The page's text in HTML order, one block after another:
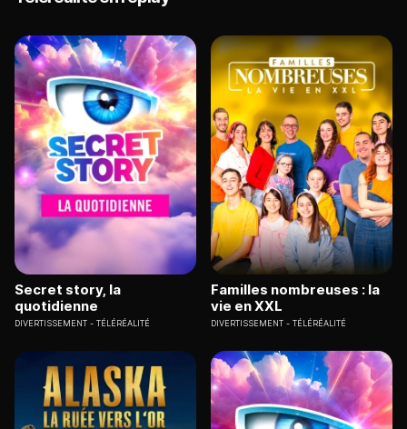
reçoit pourra, la semaine suivante, sauver l'une
sauver elle-même si elle est en danger.
Secret story, la
quotidienne
DIVERTISSEMENT TÉLÉRÉALITÉ
Familles nombreuses : la
vie en XXL
DIVERTISSEMENT TÉLÉRÉALITÉ